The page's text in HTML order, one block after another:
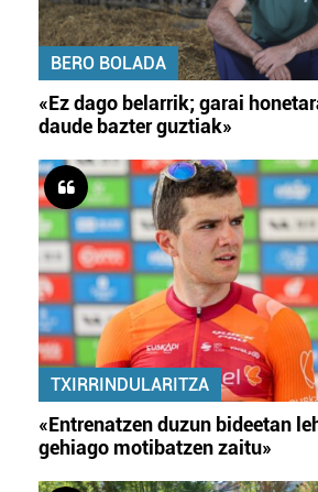
BERO BOLADA
«Ez dago belarrik; garai
daude bazter guztiak»
TXIRRINDULARITZA
«Entrenatzen duzun bideetan
gehiago motibatzen zaitu»